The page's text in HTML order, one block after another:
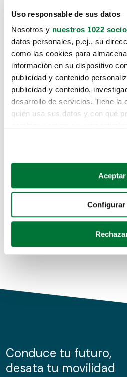
Uso responsable de sus datos
Nosotros y nuestros 1022
datos personales, p.ej., su
como las cookies para
información en su dispositivo
publicidad y contenido
publicidad y contenido,
desarrollo de servicios. Tiene la
quién usa sus datos y con qué
Si lo permite, también
Recopilar información
Identificar su dispositivo
para buscar características
Obtenga más información
de cookies.
información sobre el uso que
nuestros partners de redes
Aceptar
Configurar
Lo sentimos, no
te hemos traido
Pero puedes encontrar el
buscando en alguno de
Coches de segunda mano
Coches de km0
Conduce tu futuro,
desata tu movilidad